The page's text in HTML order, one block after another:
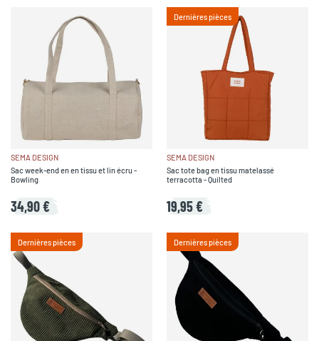
SEMA DESIGN
Sac week-end en en tissu et lin écru -
Bowling
34,90 €
Dernières pièces
SEMA DESIGN
Sac tote bag en tissu matelassé
terracotta - Quilted
19,95 €
Dernières pièces Dernières pièces